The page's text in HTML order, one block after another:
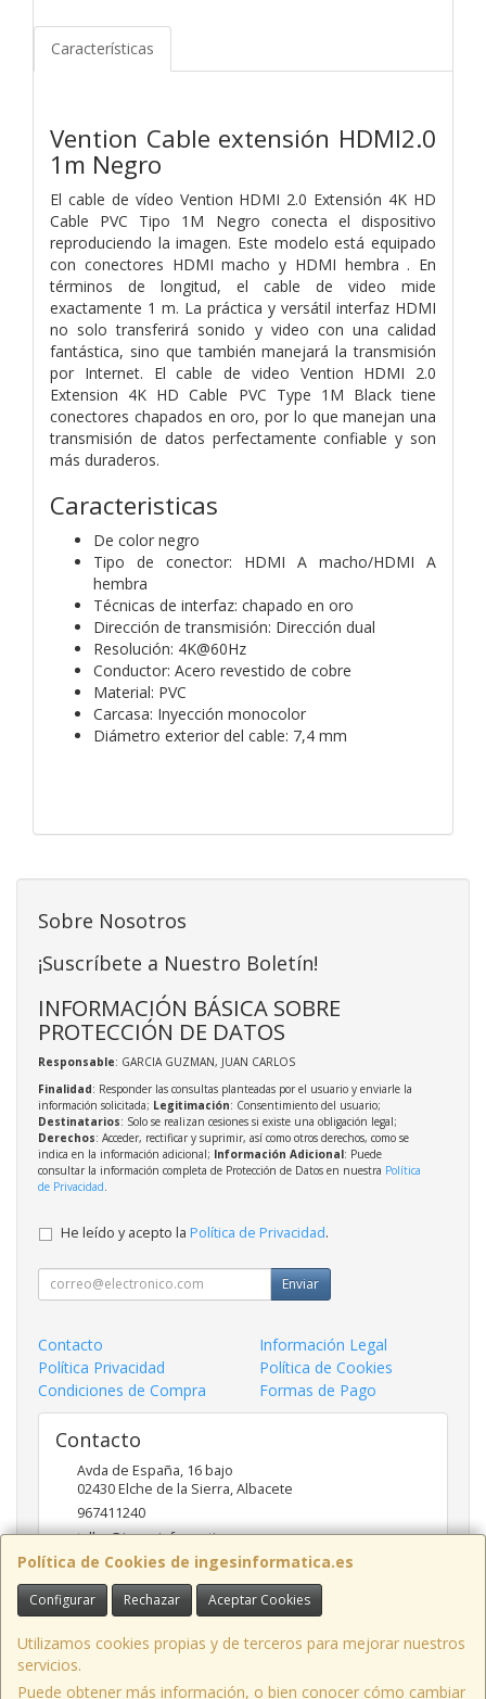
Características
Vention Cable extensión HDMI2.0
1m Negro
El cable de vídeo Vention HDMI 2.0 Extensión 4K HD
Cable PVC Tipo 1M Negro conecta el dispositivo
reproduciendo la imagen. Este modelo está equipado
con conectores HDMI macho y HDMI hembra . En
términos de longitud, el cable de video mide
exactamente 1 m. La práctica y versátil interfaz HDMI
no solo transferirá sonido y video con una calidad
fantástica, sino que también manejará la transmisión
por Internet. El cable de video Vention HDMI 2.0
Extension 4K HD Cable PVC Type 1M Black tiene
conectores chapados en oro, por lo que manejan una
transmisión de datos perfectamente confiable y son
más duraderos.
Caracteristicas
De color negro
Tipo de conector: HDMI A macho/HDMI A
hembra
Técnicas de interfaz: chapado en oro
Dirección de transmisión: Dirección dual
Resolución: 4K@60Hz
Conductor: Acero revestido de cobre
Material: PVC
Carcasa: Inyección monocolor
Diámetro exterior del cable: 7,4 mm
Política de Cookies de ingesinformatica.es
Configurar Rechazar Aceptar Cookies
Utilizamos cookies propias y de terceros para mejorar nuestros
servicios.
Puede obtener más información, o bien conocer cómo cambiar
Sobre Nosotros
¡Suscríbete a Nuestro Boletín!
INFORMACIÓN BÁSICA SOBRE
PROTECCIÓN DE DATOS
Responsable: GARCIA GUZMAN, JUAN CARLOS
Finalidad: Responder las consultas planteadas por el usuario y enviarle la
información solicitada; Legitimación: Consentimiento del usuario;
Destinatarios: Solo se realizan cesiones si existe una obligación legal;
Derechos: Acceder, rectificar y suprimir, así como otros derechos, como se
indica en la información adicional; Información Adicional: Puede
consultar la información completa de Protección de Datos en nuestra Política
de Privacidad
He leído y acepto la Política de Privacidad.
Enviar
Contacto
Información Legal
Política Privacidad
Política de Cookies
Condiciones de Compra
Formas de Pago
Contacto
Avda de España, 16 bajo
02430Elche de la Sierra,Albacete
967411240
taller@ingesinformatica.es
Horario
9 a 14 y 17 a 20